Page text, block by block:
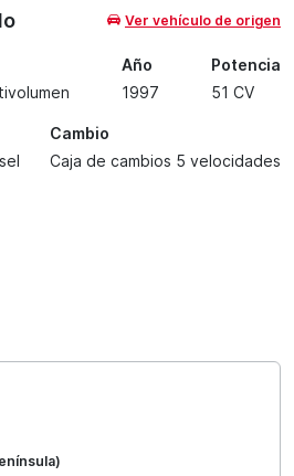
Ver vehículo de origen
Año
1997
Potencia
51 CV
Cambio
Caja de cambios 5 velocidades